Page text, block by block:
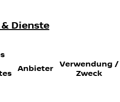
Dienste
Anbieter
Verwendung /
Zweck